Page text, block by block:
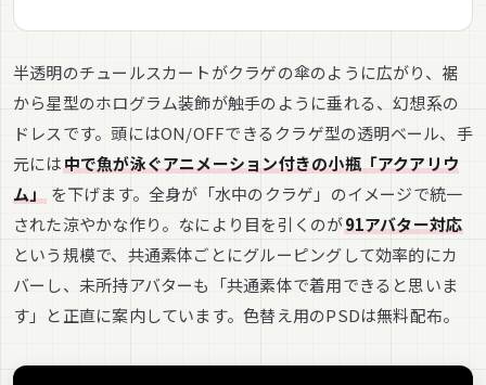
半透明のチュールスカートがクラゲの傘のように広がり、裾
から星型のホログラム装飾が触手のように垂れる、幻想系の
ドレスです。頭にはON/OFFできるクラゲ型の透明ベール、手
元には中で魚が泳ぐアニメーション付きの小瓶「アクアリウ
ム」 を下げます。全身が「水中のクラゲ」のイメージで統一
された涼やかな作り。なにより目を引くのが91アバター対応
という規模で、共通素体ごとにグルーピングして効率的にカ
バーし、未所持アバターも「共通素体で着用できると思いま
す」と正直に案内しています。色替え用のPSDは無料配布。